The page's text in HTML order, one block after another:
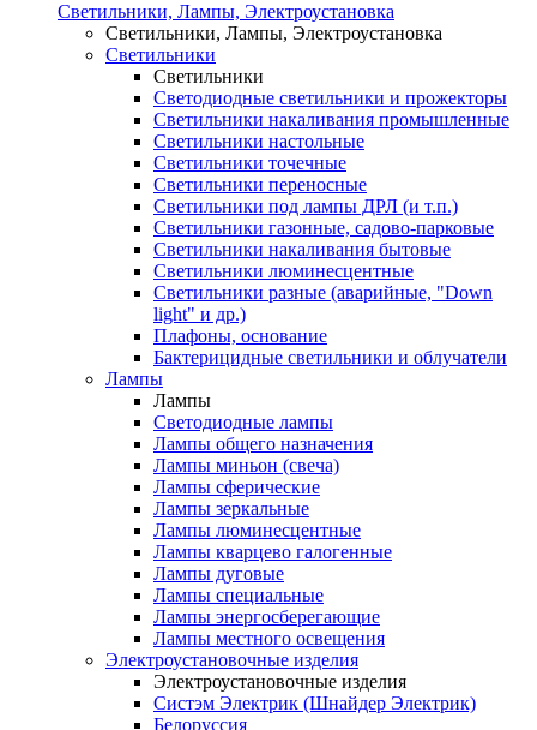
Светильники, Лампы, Электроустановка
Светильники, Лампы, Электроустановка
Светильники
Светильники
Светодиодные светильники и прожекторы
Светильники накаливания промышленные
Светильники настольные
Светильники точечные
Светильники переносные
Светильники под лампы ДРЛ (и т.п.)
Светильники газонные, садово-парковые
Светильники накаливания бытовые
Светильники люминесцентные
Светильники разные (аварийные, "Down
light" и др.)
Плафоны, основание
Бактерицидные светильники и облучатели
Лампы
Лампы
Светодиодные лампы
Лампы общего назначения
Лампы миньон (свеча)
Лампы сферические
Лампы зеркальные
Лампы люминесцентные
Лампы кварцево галогенные
Лампы дуговые
Лампы специальные
Лампы энергосберегающие
Лампы местного освещения
Электроустановочные изделия
Электроустановочные изделия
Систэм Электрик (Шнайдер Электрик)
Белоруссия